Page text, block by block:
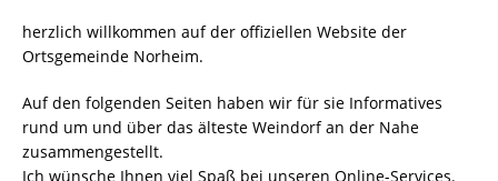
herzlich willkommen auf der offiziellen Website der
Ortsgemeinde Norheim.
Auf den folgenden Seiten haben wir für sie Informatives
rund um und über das älteste Weindorf an der Nahe
zusammengestellt.
Ich wünsche Ihnen viel Spaß bei unseren Online-Services.